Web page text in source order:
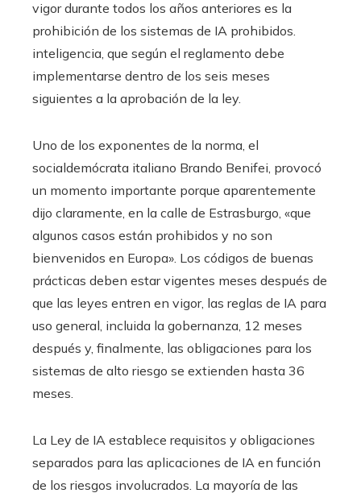
vigor durante todos los años anteriores es la
prohibición de los sistemas de IA prohibidos.
inteligencia, que según el reglamento debe
implementarse dentro de los seis meses
siguientes a la aprobación de la ley.
Uno de los exponentes de la norma, el
socialdemócrata italiano Brando Benifei, provocó
un momento importante porque aparentemente
dijo claramente, en la calle de Estrasburgo, «que
algunos casos están prohibidos y no son
bienvenidos en Europa». Los códigos de buenas
prácticas deben estar vigentes meses después de
que las leyes entren en vigor, las reglas de IA para
uso general, incluida la gobernanza, 12 meses
después y, finalmente, las obligaciones para los
sistemas de alto riesgo se extienden hasta 36
meses.
La Ley de IA establece requisitos y obligaciones
separados para las aplicaciones de IA en función
de los riesgos involucrados. La mayoría de las